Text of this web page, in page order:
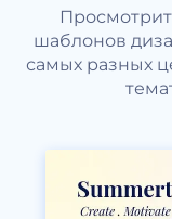
шаблонов
самых разных